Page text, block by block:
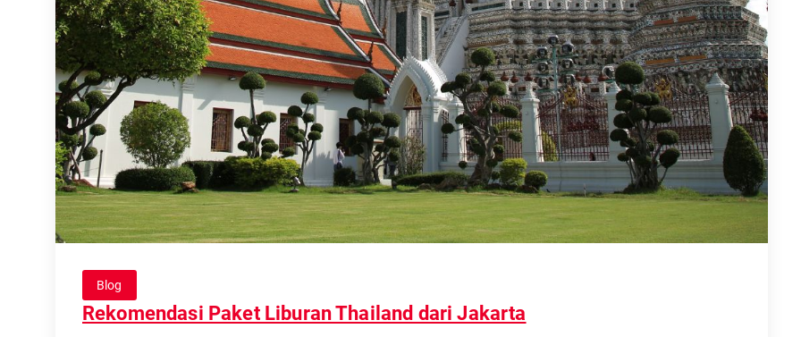
Blog
Rekomendasi Paket Liburan Thailand dari Jakarta